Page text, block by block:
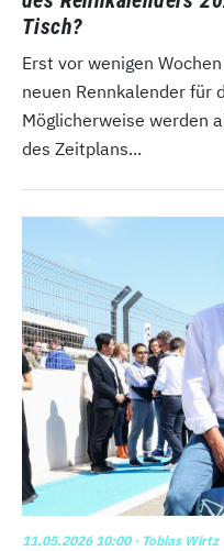
Tisch?
Erst vor wenigen
neuen Rennkalender für
Möglicherweise werden
des Zeitplans...
11.05.2026 10:00· Tobias Wirtz